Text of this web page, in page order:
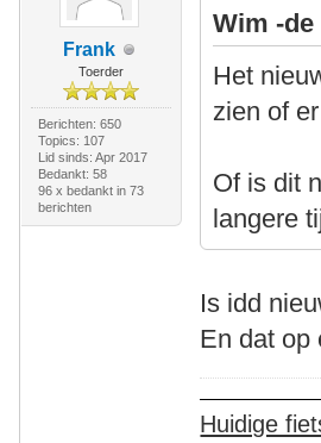
Frank
Toerder
Berichten: 650
Topics: 107
Lid sinds: Apr 2017
Bedankt: 58
96 x bedankt in 73
berichten
Wim -
Het
zien of
Of is dit
langere
Is idd
En dat op
Huidige